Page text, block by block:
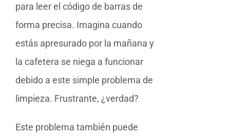
para leer el código de barras de
forma precisa. Imagina cuando
estás apresurado por la mañana y
la cafetera se niega a funcionar
debido a este simple problema de
limpieza. Frustrante, ¿verdad?
Este problema también puede